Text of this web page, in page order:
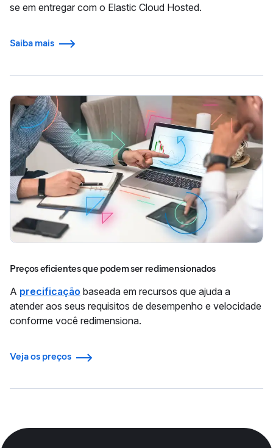
se em entregar com o Elastic Cloud Hosted.
Saiba mais
Preços eficientes que podem ser redimensionados
A precificação baseada em recursos que ajuda a
atender aos seus requisitos de desempenho e velocidade
conforme você redimensiona.
Veja os preços